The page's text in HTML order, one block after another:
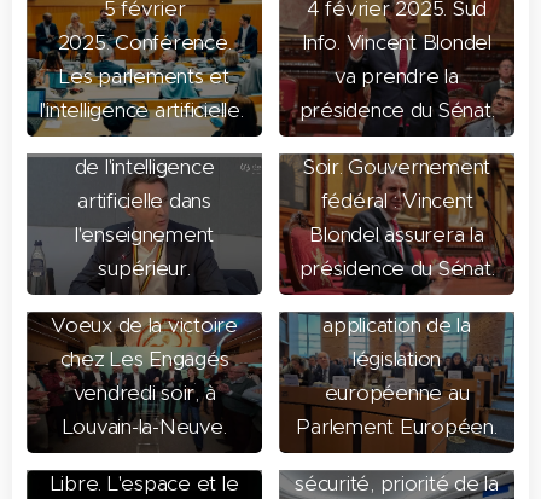
5 février
2025. Conférence.
Les parlements et
l'intelligence artificielle.
4 février 2025. Sud
Info. Vincent Blondel
va prendre la
présidence du Sénat.
3 février 2025. Place
de l'intelligence
artificielle dans
l'enseignement
supérieur.
2 février 2025. Le
Soir. Gouvernement
fédéral : Vincent
Blondel assurera la
présidence du Sénat.
2 février 2025.
L'Avenir. C'était les
Voeux de la victoire
chez Les Engagés
vendredi soir, à
Louvain-la-Neuve.
28 janvier 2025.
Intervention lors de la
réunion
interparlementaire sur
une meilleure
application de la
législation
européenne au
Parlement Européen.
28 janvier 2025. La
Libre. L'espace et le
26 janvier 2025. À
Varsovie, intervention
sur les enjeux de
sécurité, priorité de la